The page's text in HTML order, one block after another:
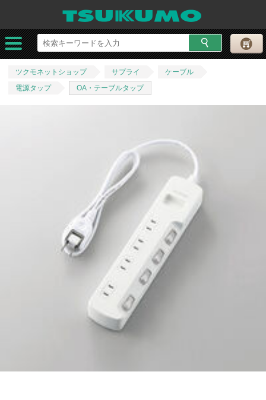
ツクモネットショップ サプライ
ケーブル
電源タップ
OA・テーブルタップ